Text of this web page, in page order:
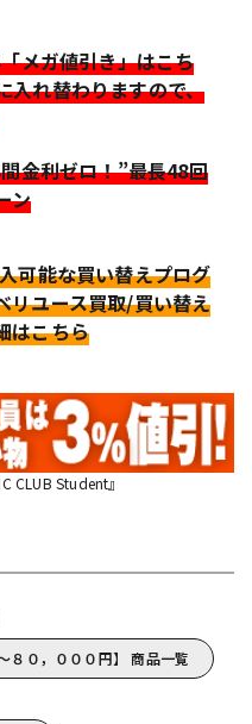
メガ値引き」はこち
入れ替わりますので、
金利ゼロ！”最長48回
ン
可能な買い替えプログ
リユース買取/買い替え
はこちら
CLUB Student』
０，０００円】 商品一覧